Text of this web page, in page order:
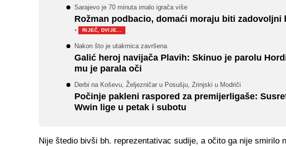
Sarajevo je 70 minuta imalo igrača više
Rožman podbacio, domaći moraju biti zadovoljni
·
RIJEČ, DVIJE...
Nakon što je utakmica završena
Galić heroj navijača Plavih: Skinuo je parolu
mu je parala oči
Derbi na Koševu, Željezničar u Posušju, Zrinjski u Modriči
Počinje pakleni raspored za premijerligaše:
Wwin lige u petak i subotu
Nije štedio bivši bh. reprezentativac sudije, a očito ga nije smirilo